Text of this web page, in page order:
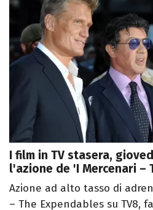
I film in TV stasera,
l'azione de 'I Mercenari –
Azione ad alto tasso di
– The Expendables su TV8,